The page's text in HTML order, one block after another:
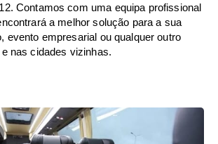
Contamos com uma equipa profissional
a melhor solução para a sua
evento empresarial ou qualquer outro
nas cidades vizinhas.